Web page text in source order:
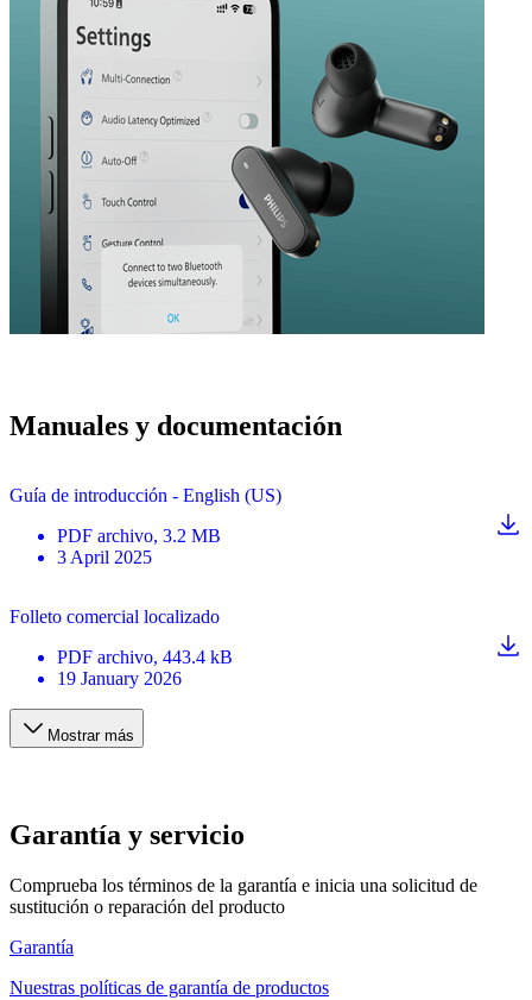
Manuales y documentación
Guía de introducción - English (US)
PDF archivo, 3.2 MB
3 April 2025
Folleto comercial localizado
PDF archivo, 443.4 kB
19 January 2026
Mostrar más
Garantía y servicio
Comprueba los términos de la garantía e inicia una solicitud de
sustitución o reparación del producto
Garantía
Nuestras políticas de garantía de productos